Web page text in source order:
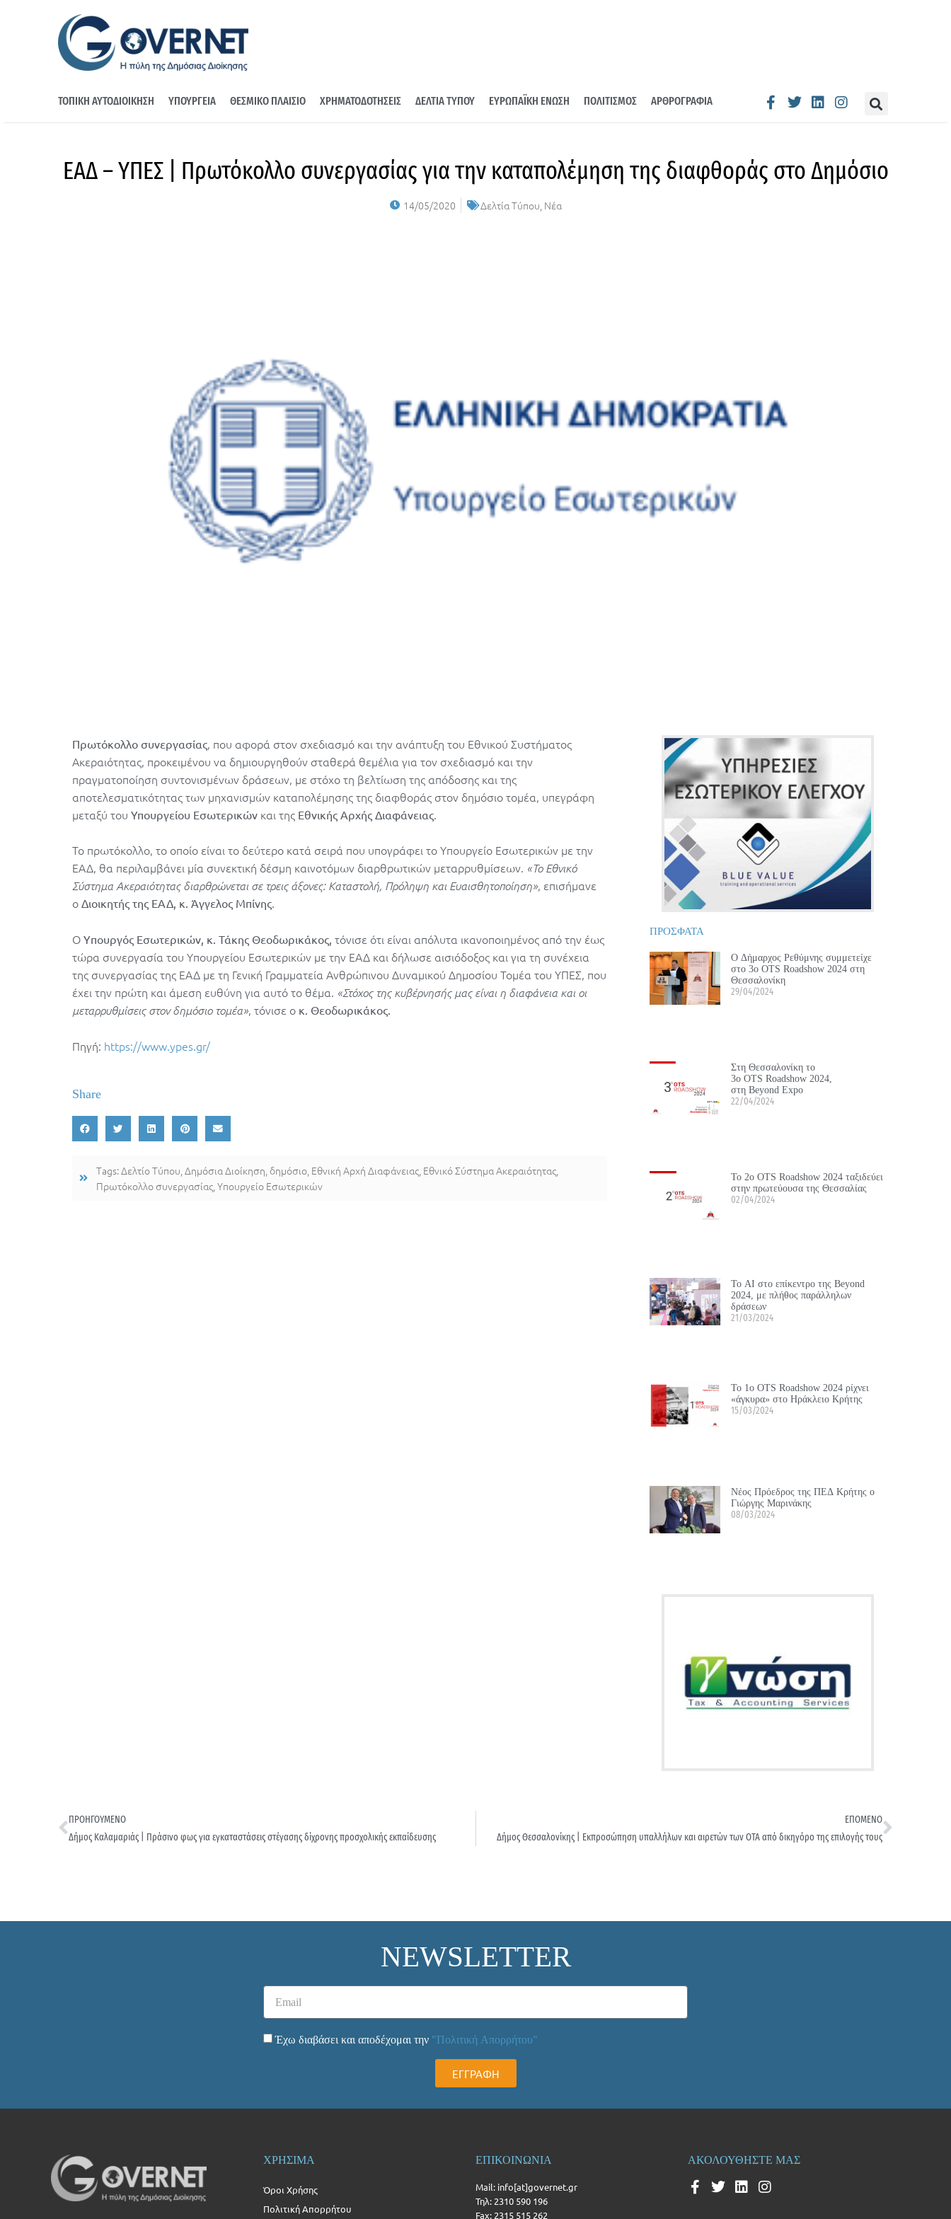
ΤΟΠΙΚΗ ΑΥΤΟΔΙΟΙΚΗΣΗ ΥΠΟΥΡΓΕΙΑ ΘΕΣΜΙΚΟ ΠΛΑΙΣΙΟ ΧΡΗΜΑΤΟΔΟΤΗΣΕΙΣ ΔΕΛΤΙΑ ΤΥΠΟΥ ΕΥΡΩΠΑΪΚΗ ΕΝΩΣΗ ΠΟΛΙΤΙΣΜΟΣ ΑΡΘΡΟΓΡΑΦΙΑ
ΕΑΔ – ΥΠΕΣ | Πρωτόκολλο συνεργασίας για την καταπολέμηση της διαφθοράς στο Δημόσιο
14/05/2020 Δελτία Τύπου, Νέα
Πρωτόκολλο συνεργασίας, που αφορά στον σχεδιασμό και την ανάπτυξη του Εθνικού Συστήματος
Ακεραιότητας, προκειμένου να δημιουργηθούν σταθερά θεμέλια για τον σχεδιασμό και την
πραγματοποίηση συντονισμένων δράσεων, με στόχο τη βελτίωση της απόδοσης και της
αποτελεσματικότητας των μηχανισμών καταπολέμησης της διαφθοράς στον δημόσιο τομέα, υπεγράφη
μεταξύ του Υπουργείου Εσωτερικών και της Εθνικής Αρχής Διαφάνειας.
Το πρωτόκολλο, το οποίο είναι το δεύτερο κατά σειρά που υπογράφει το Υπουργείο Εσωτερικών με την
ΕΑΔ, θα περιλαμβάνει μία συνεκτική δέσμη καινοτόμων διαρθρωτικών μεταρρυθμίσεων. «Το Εθνικό
Σύστημα Ακεραιότητας διαρθρώνεται σε τρεις άξονες: Καταστολή, Πρόληψη και Ευαισθητοποίηση», επισήμανε
ο Διοικητής της ΕΑΔ, κ. Άγγελος Μπίνης.
Ο Yπουργός Εσωτερικών, κ. Τάκης Θεοδωρικάκος, τόνισε ότι είναι απόλυτα ικανοποιημένος από την έως
τώρα συνεργασία του Υπουργείου Εσωτερικών με την ΕΑΔ και δήλωσε αισιόδοξος και για τη συνέχεια
της συνεργασίας της ΕΑΔ με τη Γενική Γραμματεία Ανθρώπινου Δυναμικού Δημοσίου Τομέα του ΥΠΕΣ, που
έχει την πρώτη και άμεση ευθύνη για αυτό το θέμα. «Στόχος της κυβέρνησής μας είναι η διαφάνεια και οι
μεταρρυθμίσεις στον δημόσιο τομέα», τόνισε ο κ. Θεοδωρικάκος.
Πηγή: https://www.ypes.gr/
Share
Tags:Δελτίο Τύπου,Δημόσια Διοίκηση,δημόσιο, Εθνική Αρχή Διαφάνειας, Εθνικό Σύστημα Ακεραιότητας,
Πρωτόκολλο συνεργασίας,Υπουργείο Εσωτερικών
ΠΡΟΣΦΑΤΑ
Ο Δήμαρχος Ρεθύμνης συμμετείχε
στο 3ο OTS Roadshow 2024 στη
Θεσσαλονίκη
29/04/2024
Στη Θεσσαλονίκη το
3ο OTS Roadshow 2024,
στη Beyond Expo
22/04/2024
Το 2ο OTS Roadshow 2024 ταξιδεύει
στην πρωτεύουσα της Θεσσαλίας
02/04/2024
Το ΑΙ στο επίκεντρο της Beyond
2024, με πλήθος παράλληλων
δράσεων
21/03/2024
Το 1ο OTS Roadshow 2024 ρίχνει
«άγκυρα» στο Ηράκλειο Κρήτης
15/03/2024
Νέος Πρόεδρος της ΠΕΔ Κρήτης ο
Γιώργης Μαρινάκης
08/03/2024
ΠΡΟΗΓΟΥΜΕΝΟ
Δήμος Καλαμαριάς | Πράσινο φως για εγκαταστάσεις στέγασης δίχρονης προσχολικής εκπαίδευσης
ΕΠΟΜΕΝΟ
Δήμος Θεσσαλονίκης | Εκπροσώπηση υπαλλήλων και αιρετών των ΟΤΑ από δικηγόρο της επιλογής τους
NEWSLETTER
Έχω διαβάσει και αποδέχομαι την "Πολιτική Απορρήτου"
ΕΓΓΡΑΦΗ
ΧΡΗΣΙΜΑ
Όροι Χρήσης
Πολιτική Απορρήτου
ΕΠΙΚΟΙΝΩΝΙΑ
Mail: info[at]governet.gr
Τηλ: 2310 590 196
Fax: 2315 515 262
ΑΚΟΛΟΥΘΗΣΤΕ ΜΑΣ